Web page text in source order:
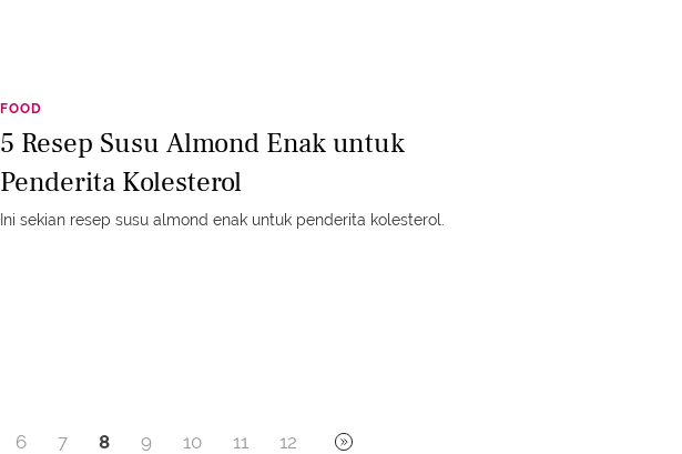
FOOD
5 Resep Susu Almond Enak untuk
Penderita Kolesterol
Ini sekian resep susu almond enak untuk penderita kolesterol.
6 7 8 9 10 11 12